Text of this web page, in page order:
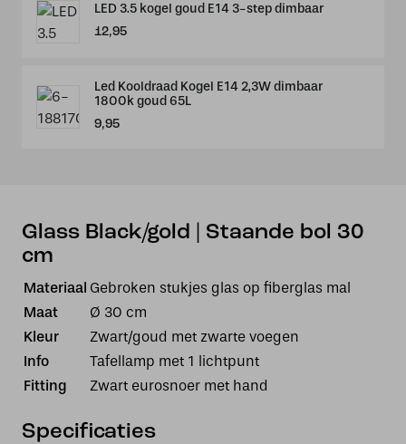
LED 3.5 kogel goud E14 3-step dimbaar
12,95
Led Kooldraad Kogel E14 2,3W dimbaar
1800k goud 65L
9,95
Glass Black/gold | Staande bol 30
cm
Materiaal Gebroken stukjes glas op fiberglas mal
Maat
Ø 30 cm
Kleur
Zwart/goud met zwarte voegen
Info
Tafellamp met 1 lichtpunt
Fitting
Zwart eurosnoer met hand
Specificaties